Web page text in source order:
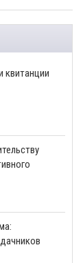
квитанции